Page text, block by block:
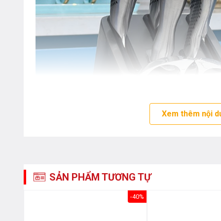
Xem thêm nội
SẢN PHẨM TƯƠNG TỰ
-40%